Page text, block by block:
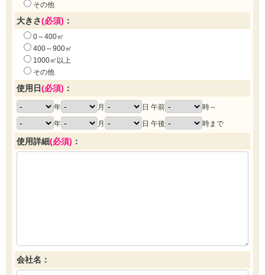
その他
大きさ(必須) ：
0～400㎡
400～900㎡
1000㎡以上
その他
使用日(必須) ：
年 月 日 午前
時～
年
月 日 午後 時まで
使用詳細(必須) ：
会社名：